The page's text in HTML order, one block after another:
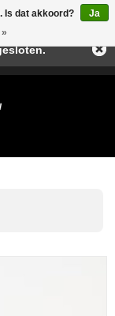
Is dat akkoord?
Ja
wij in juli en